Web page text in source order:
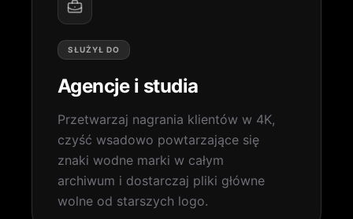
SŁUŻYŁ DO
Agencje i studia
Przetwarzaj nagrania klientów w 4K,
czyść wsadowo powtarzające się
znaki wodne marki w całym
archiwum i dostarczaj pliki główne
wolne od starszych logo.